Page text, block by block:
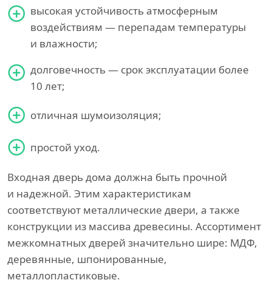
высокая устойчивость атмосферным
воздействиям — перепадам температуры
и влажности;
долговечность — срок эксплуатации более
10 лет;
отличная шумоизоляция;
простой уход.
Входная дверь дома должна быть прочной
и надежной. Этим характеристикам
соответствуют металлические двери, а также
конструкции из массива древесины. Ассортимент
межкомнатных дверей значительно шире: МДФ,
деревянные, шпонированные,
металлопластиковые.